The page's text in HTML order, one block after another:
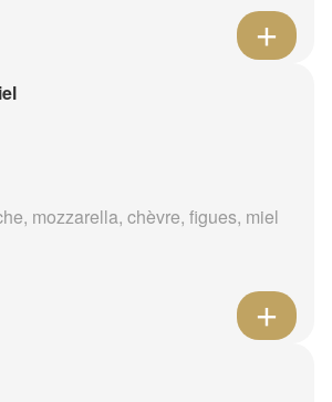
mozzarella, chèvre, figues, miel